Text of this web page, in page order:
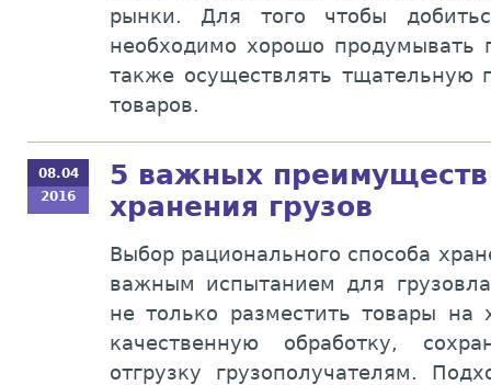
рынки. Для того чтобы
необходимо хорошо продумывать
также осуществлять тщательную
товаров.
08.04
2016
5 важных преимуществ
хранения грузов
Выбор рационального способа
важным испытанием для
не только разместить товары на
качественную обработку,
отгрузку грузополучателям.